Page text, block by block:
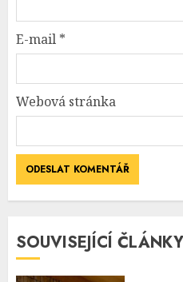
E-mail *
Webová stránka
SOUVISEJÍCÍ ČLÁNKY